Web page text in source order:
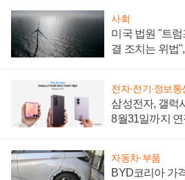
사회
미국 법원 "트
결 조치는 위법
전자·전기·정보통
삼성전자, 갤럭
8월31일까지
자동차·부품
BYD코리아 가